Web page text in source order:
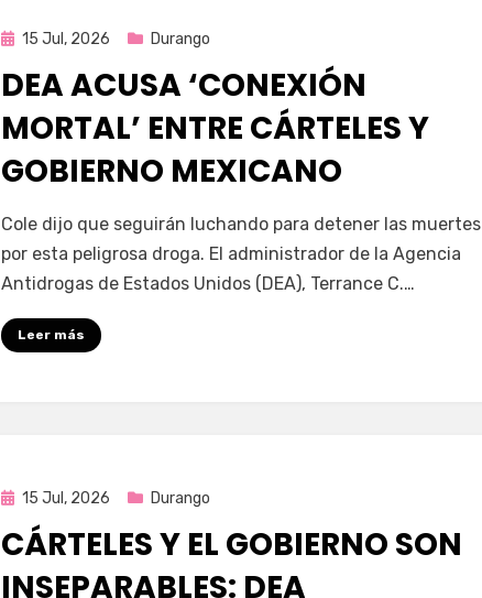
Publicada
15 Jul, 2026 Durango
DEA ACUSA ‘CONEXIÓN
MORTAL’ ENTRE CÁRTELES Y
GOBIERNO MEXICANO
porFernando Miranda Servín
Cole dijo que seguirán luchando para detener las muertes
por esta peligrosa droga. El administrador de la Agencia
Antidrogas de Estados Unidos (DEA), Terrance C.…
Leer más
Publicada
15 Jul, 2026 Durango
CÁRTELES Y EL GOBIERNO SON
INSEPARABLES: DEA